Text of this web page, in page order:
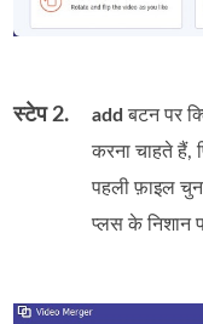
स्टेप 2. add बटन पर
करना चाहते
पहली फ़ाइल
प्लस के निशान